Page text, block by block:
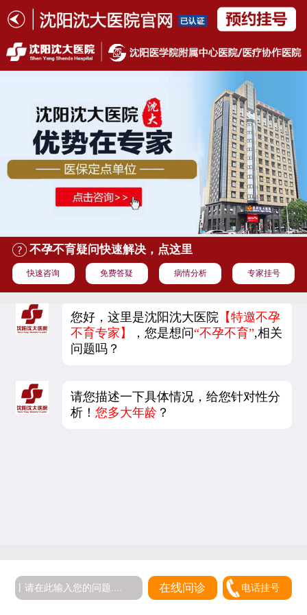
不孕不育疑问快速解决，点这里
快速咨询 免费答疑 病情分析 专家挂号
您好，这里是沈阳沈大医院 【特邀不孕
不育专家】
，您是想问“不孕不育”,相关
问题吗？
请您描述一下具体情况，给您针对性分
析！您多大年龄 ？
在线问诊 电话挂号